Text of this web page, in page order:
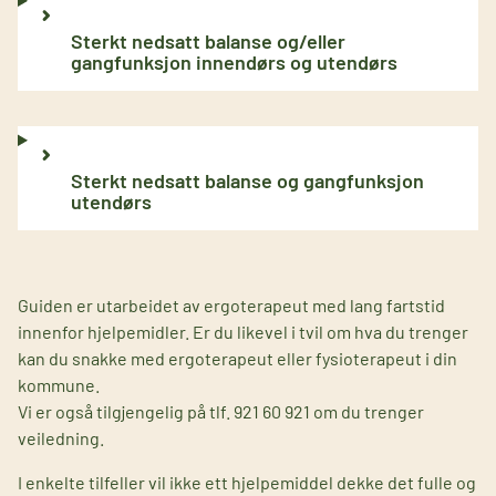
Sterkt nedsatt balanse og/eller
gangfunksjon innendørs og utendørs
Sterkt nedsatt balanse og gangfunksjon
utendørs
Guiden er utarbeidet av ergoterapeut med lang fartstid
innenfor hjelpemidler. Er du likevel i tvil om hva du trenger
kan du snakke med ergoterapeut eller fysioterapeut i din
kommune.
Vi er også tilgjengelig på tlf. 921 60 921 om du trenger
veiledning.
I enkelte tilfeller vil ikke ett hjelpemiddel dekke det fulle og